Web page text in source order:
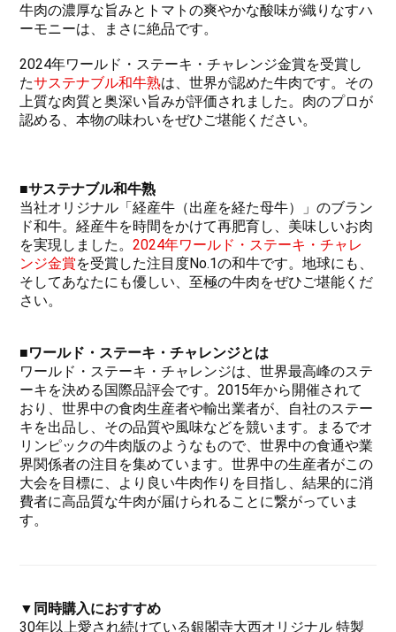
牛肉の濃厚な旨みとトマトの爽やかな酸味が織りなすハ
ーモニーは、まさに絶品です。
2024年ワールド・ステーキ・チャレンジ金賞を受賞し
たサステナブル和牛熟は、世界が認めた牛肉です。その
上質な肉質と奥深い旨みが評価されました。肉のプロが
認める、本物の味わいをぜひご堪能ください。
■サステナブル和牛熟
当社オリジナル「経産牛（出産を経た母牛）」のブラン
ド和牛。経産牛を時間をかけて再肥育し、美味しいお肉
を実現しました。2024年ワールド・ステーキ・チャレ
ンジ金賞を受賞した注目度No.1の和牛です。地球にも、
そしてあなたにも優しい、至極の牛肉をぜひご堪能くだ
さい。
■ワールド・ステーキ・チャレンジとは
ワールド・ステーキ・チャレンジは、世界最高峰のステ
ーキを決める国際品評会です。2015年から開催されて
おり、世界中の食肉生産者や輸出業者が、自社のステー
キを出品し、その品質や風味などを競います。まるでオ
リンピックの牛肉版のようなもので、世界中の食通や業
界関係者の注目を集めています。世界中の生産者がこの
大会を目標に、より良い牛肉作りを目指し、結果的に消
費者に高品質な牛肉が届けられることに繋がっていま
す。
▼同時購入におすすめ
30年以上愛され続けている銀閣寺大西オリジナル 特製